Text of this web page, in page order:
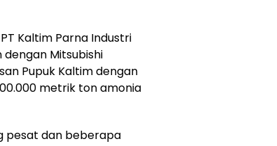
Kaltim Parna Industri
Mitsubishi
Pupuk Kaltim dengan
metrik ton amonia
pesat dan beberapa